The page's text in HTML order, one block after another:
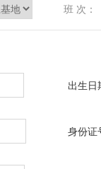
班 次：
出生
身份证